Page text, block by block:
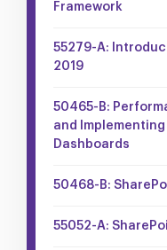
Framework
55279-A:
2019
50465-B:
and
Dashboards
50468-B:
55052-A: